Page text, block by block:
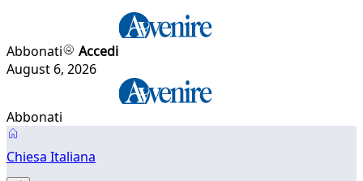
Abbonati
Accedi
August 6, 2026
Abbonati
Chiesa Italiana